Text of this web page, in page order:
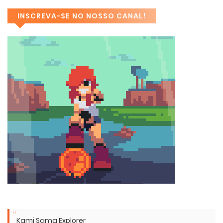
INSCREVA-SE NO NOSSO CANAL!
Kami Sama Explorer